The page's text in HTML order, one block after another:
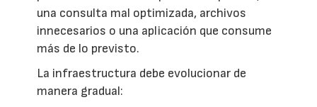
una consulta mal optimizada, archivos
innecesarios o una aplicación que consume
más de lo previsto.
La infraestructura debe evolucionar de
manera gradual: